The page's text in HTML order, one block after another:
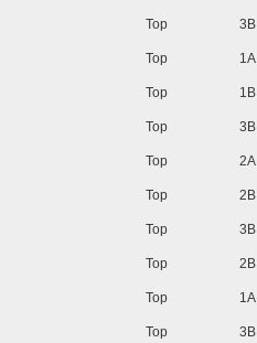
Top 3B
Top 1A
Top 1B
Top 3B
Top 2A
Top 2B
Top 3B
Top 2B
Top 1A
Top 3B